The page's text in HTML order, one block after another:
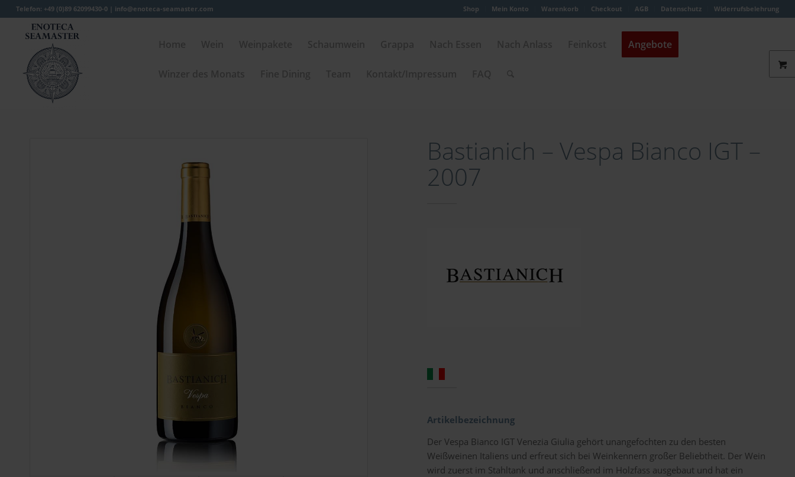
Shop Mein Konto Warenkorb Checkout AGB Datenschutz Widerrufsbelehrung
Telefon: +49 (0)89 62099430-0 | info@enoteca-seamaster.com
Angebote
Bastianich – Vespa Bianco IGT –
2007
Artikelbezeichnung
Der Vespa Bianco IGT Venezia Giulia gehört unangefochten zu den besten
Weißweinen Italiens und erfreut sich bei Weinkennern großer Beliebtheit. Der Wein
wird zuerst im Stahltank und anschließend im Holzfass ausgebaut und hat ein